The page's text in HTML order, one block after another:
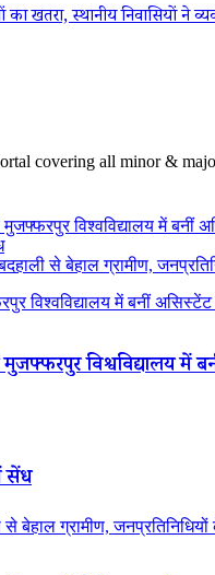
खतरा, स्थानीय निवासियों ने
covering all minor &
मुजफ्फरपुर विश्वविद्यालय में बनीं
से बेहाल ग्रामीण,
विश्वविद्यालय में बनीं
मुजफ्फरपुर विश्वविद्यालय में
सेंध
ग्रामीण,